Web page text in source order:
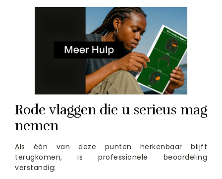
Rode vlaggen die u serieus mag
nemen
Als één van deze punten herkenbaar blijft
terugkomen, is professionele beoordeling
verstandig: